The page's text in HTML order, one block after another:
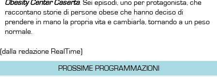
Obesity Center Caserta. Sei episodi, uno per protagonista, che
raccontano storie di persone obese che hanno deciso di
prendere in mano la propria vita e cambiarla, tornando a un peso
normale.
(dalla redazione RealTime)
PROSSIME PROGRAMMAZIONI